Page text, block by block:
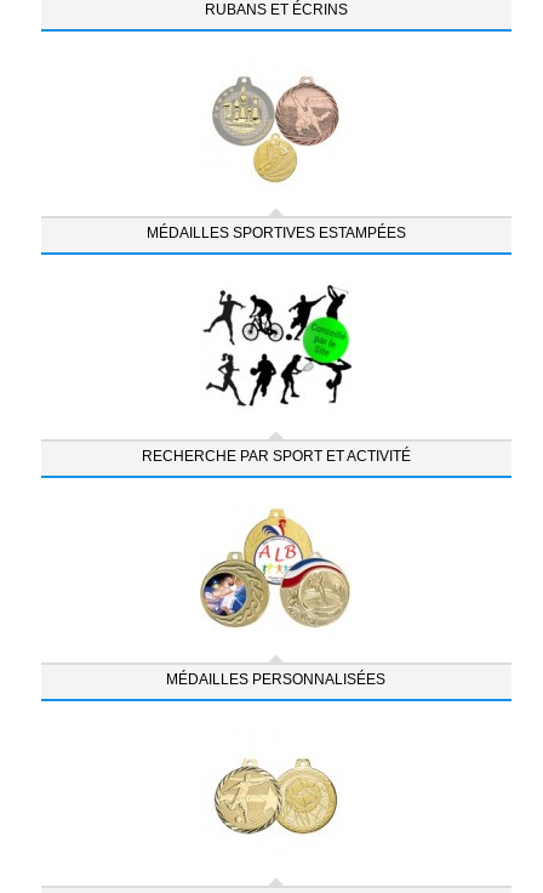
RUBANS ET ÉCRINS
MÉDAILLES SPORTIVES ESTAMPÉES
RECHERCHE PAR SPORT ET ACTIVITÉ
MÉDAILLES PERSONNALISÉES